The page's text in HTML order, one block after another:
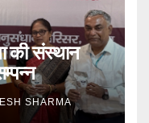
की संस्थान
SHARMA